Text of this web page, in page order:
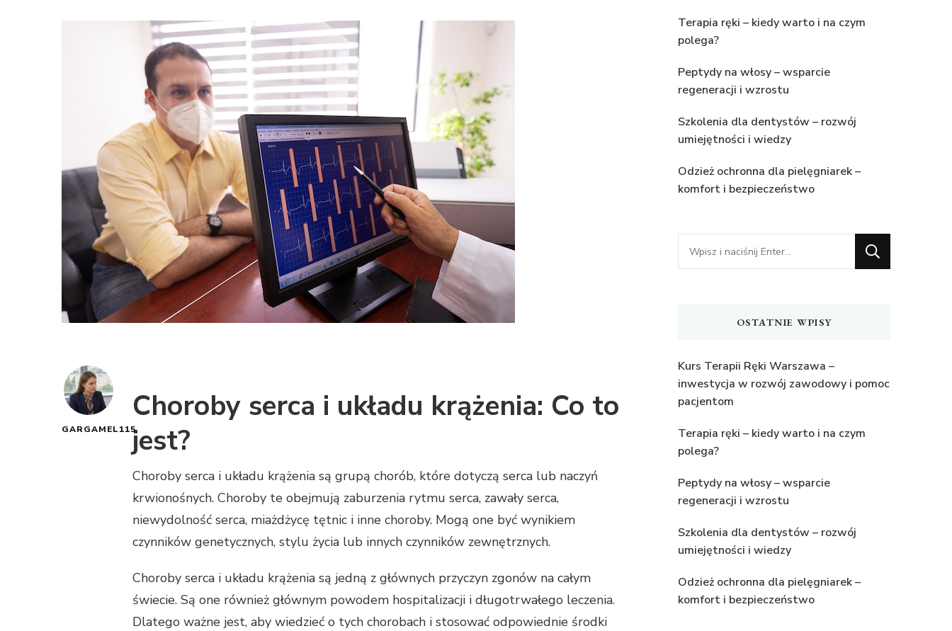
GARGAMEL115
Choroby serca i układu krążenia: Co to
jest?
Choroby serca i układu krążenia są grupą chorób, które dotyczą serca lub naczyń
krwionośnych. Choroby te obejmują zaburzenia rytmu serca, zawały serca,
niewydolność serca, miażdżycę tętnic i inne choroby. Mogą one być wynikiem
czynników genetycznych, stylu życia lub innych czynników zewnętrznych.
Choroby serca i układu krążenia są jedną z głównych przyczyn zgonów na całym
świecie. Są one również głównym powodem hospitalizacji i długotrwałego leczenia.
Dlatego ważne jest, aby wiedzieć o tych chorobach i stosować odpowiednie środki
Terapia ręki – kiedy warto i na czym
polega?
Peptydy na włosy – wsparcie
regeneracji i wzrostu
Szkolenia dla dentystów – rozwój
umiejętności i wiedzy
Odzież ochronna dla pielęgniarek –
komfort i bezpieczeństwo
Szukasz
czegoś?
OSTATNIE WPISY
Kurs Terapii Ręki Warszawa –
inwestycja w rozwój zawodowy i pomoc
pacjentom
Terapia ręki – kiedy warto i na czym
polega?
Peptydy na włosy – wsparcie
regeneracji i wzrostu
Szkolenia dla dentystów – rozwój
umiejętności i wiedzy
Odzież ochronna dla pielęgniarek –
komfort i bezpieczeństwo